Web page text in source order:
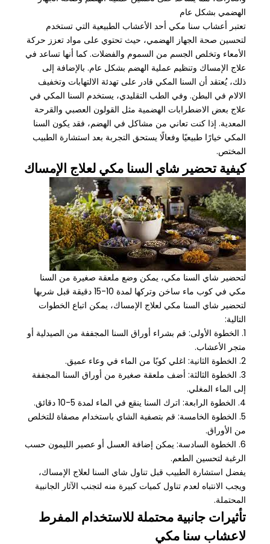
الهضمي بشكل عام
تعتبر أعشاب سنا مكي أحد الأعشاب الطبيعية التي تستخدم
لتحسين صحة الجهاز الهضمي، حيث تحتوي على مواد تعزز حركة
الأمعاء وتخلص الجسم من السموم والفضلات. كما أنها تساعد في
علاج الإمساك وتنظيم عملية الهضم بشكل عام. بالإضافة إلى
ذلك، يُعتقد أن السنا المكي قادر على تهدئة الالتهابات وتخفيف
الالام في البطن. وفي الطب التقليدي، يستخدم السنا المكي في
علاج بعض الاضطرابات الهضمية مثل القولون العصبي والقرحة
المعدية. إذا كنت تعاني من مشاكل في الهضم، فقد يكون السنا
المكي خيارًا طبيعيًا وفعالًا يستحق التجربة بعد استشارة الطبيب
المختص.
كيفية تحضير شاي السنا مكي لعلاج الإمساك
لتحضير شاي السنا مكي، يمكن وضع ملعقة صغيرة من السنا
مكي في كوب ماء ساخن وتركها لمدة 10-15 دقيقة قبل شربها
لتحضير شاي السنا مكي لعلاج الإمساك، يمكن اتباع الخطوات
التالية:
1. الخطوة الأولى: قم بشراء أوراق السنا المجففة من الصيدلية أو
متجر الأعشاب.
2. الخطوة الثانية: اغلي كوبًا من الماء في وعاء عميق.
3. الخطوة الثالثة: أضف ملعقة صغيرة من أوراق السنا المجففة
إلى الماء المغلي.
4. الخطوة الرابعة: اترك السنا ينقع في الماء لمدة 5-10 دقائق.
5. الخطوة الخامسة: قم بتصفية الشاي باستخدام مصفاة للتخلص
من الأوراق.
6. الخطوة السادسة: يمكن إضافة العسل أو عصير الليمون حسب
الرغبة لتحسين الطعم.
يفضل استشارة الطبيب قبل تناول شاي السنا لعلاج الإمساك،
ويجب الانتباه لعدم تناول كميات كبيرة منه لتجنب الآثار الجانبية
المحتملة.
تأثيرات جانبية محتملة للاستخدام المفرط
لاعشاب سنا مكي